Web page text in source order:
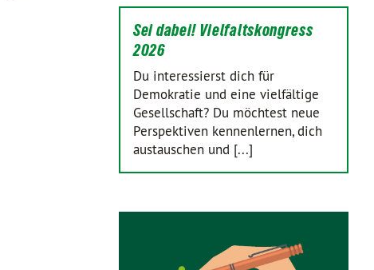
Sei dabei! Vielfaltskongress
2026
Du interessierst dich für
Demokratie und eine vielfältige
Gesellschaft? Du möchtest neue
Perspektiven kennenlernen, dich
austauschen und [...]